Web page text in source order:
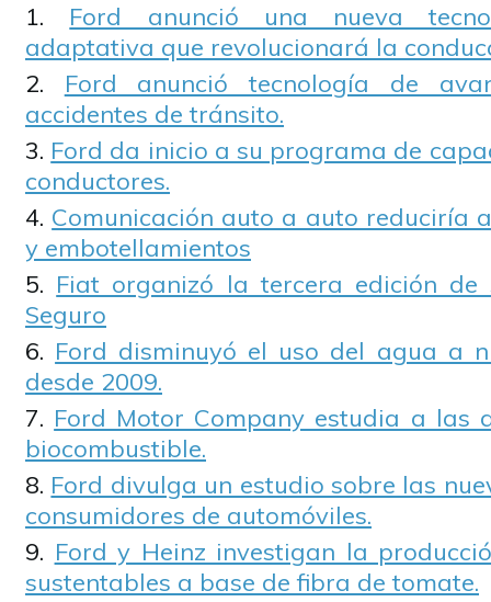
Ford anunció una nueva
adaptativa que revolucionará la
Ford anunció tecnología de
accidentes de tránsito.
Ford da inicio a su programa de
conductores.
Comunicación auto a auto reduciría
y embotellamientos
Fiat organizó la tercera edición de
Seguro
Ford disminuyó el uso del agua a
desde 2009.
Ford Motor Company estudia a las
biocombustible.
Ford divulga un estudio sobre las
consumidores de automóviles.
Ford y Heinz investigan la
sustentables a base de fibra de tomate.